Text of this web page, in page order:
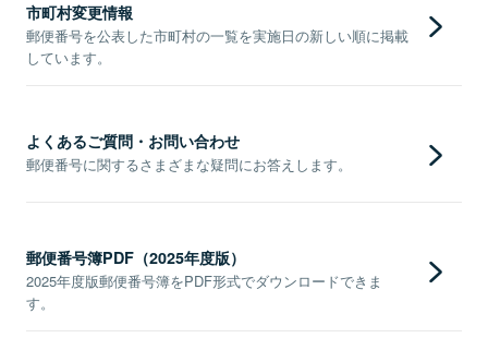
市町村変更情報
郵便番号を公表した市町村の一覧を実施日の新しい順に掲載
しています。
よくあるご質問・お問い合わせ
郵便番号に関するさまざまな疑問にお答えします。
郵便番号簿PDF（2025年度版）
2025年度版郵便番号簿をPDF形式でダウンロードできま
す。